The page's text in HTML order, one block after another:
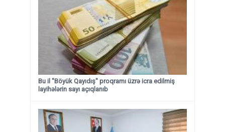
Bu il "Böyük Qayıdış" proqramı üzrə icra edilmiş
layihələrin sayı açıqlanıb